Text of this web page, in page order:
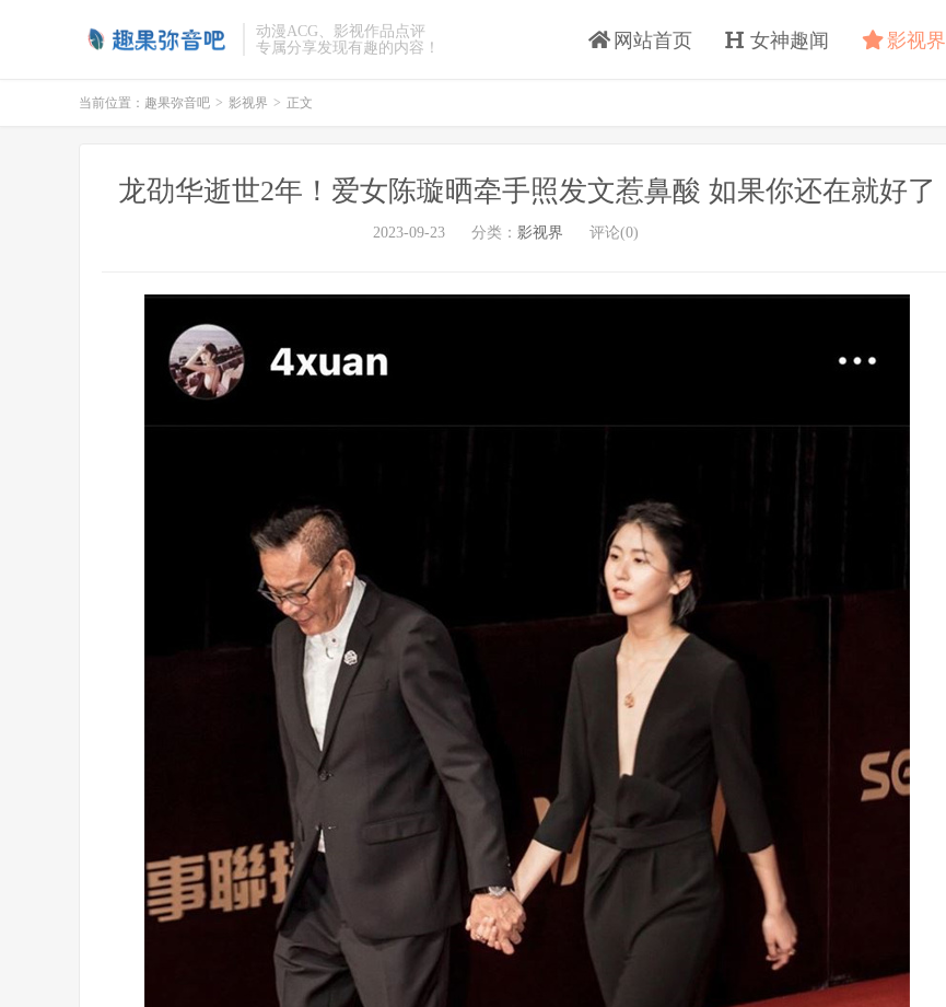
动漫ACG、影视作品点评
专属分享发现有趣的内容！
网站首页 女神趣闻 影视界
当前位置： 趣果弥音吧 > 影视界 > 正文
龙劭华逝世2年！爱女陈璇晒牵手照发文惹鼻酸 如果你还在就好了
2023-09-23 分类： 影视界 评论(0)